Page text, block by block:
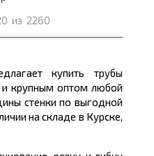
из 2260
купить трубы
и крупным оптом любой
стенки по выгодной
на складе в Курске,